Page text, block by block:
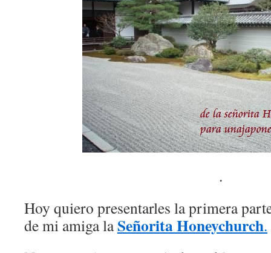
.
Hoy quiero presentarles la primera
de mi amiga laSeñorita Honeychurch.